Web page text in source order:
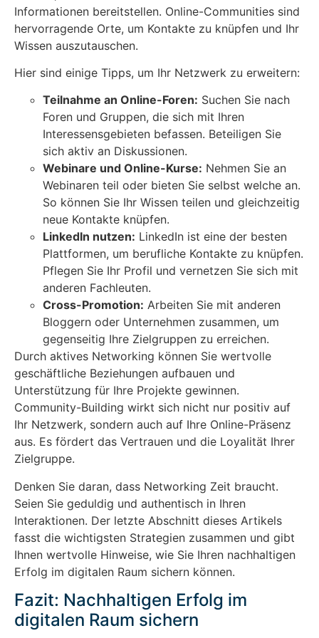
Informationen bereitstellen. Online-Communities sind
hervorragende Orte, um Kontakte zu knüpfen und Ihr
Wissen auszutauschen.
Hier sind einige Tipps, um Ihr Netzwerk zu erweitern:
Teilnahme an Online-Foren: Suchen Sie nach
Foren und Gruppen, die sich mit Ihren
Interessensgebieten befassen. Beteiligen Sie
sich aktiv an Diskussionen.
Webinare und Online-Kurse: Nehmen Sie an
Webinaren teil oder bieten Sie selbst welche an.
So können Sie Ihr Wissen teilen und gleichzeitig
neue Kontakte knüpfen.
LinkedIn nutzen: LinkedIn ist eine der besten
Plattformen, um berufliche Kontakte zu knüpfen.
Pflegen Sie Ihr Profil und vernetzen Sie sich mit
anderen Fachleuten.
Cross-Promotion: Arbeiten Sie mit anderen
Bloggern oder Unternehmen zusammen, um
gegenseitig Ihre Zielgruppen zu erreichen.
Durch aktives Networking können Sie wertvolle
geschäftliche Beziehungen aufbauen und
Unterstützung für Ihre Projekte gewinnen.
Community-Building wirkt sich nicht nur positiv auf
Ihr Netzwerk, sondern auch auf Ihre Online-Präsenz
aus. Es fördert das Vertrauen und die Loyalität Ihrer
Zielgruppe.
Denken Sie daran, dass Networking Zeit braucht.
Seien Sie geduldig und authentisch in Ihren
Interaktionen. Der letzte Abschnitt dieses Artikels
fasst die wichtigsten Strategien zusammen und gibt
Ihnen wertvolle Hinweise, wie Sie Ihren nachhaltigen
Erfolg im digitalen Raum sichern können.
Fazit: Nachhaltigen Erfolg im
digitalen Raum sichern